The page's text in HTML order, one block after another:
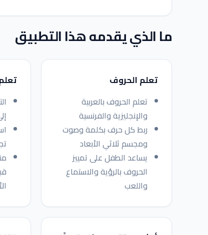
ما الذي يقدمه هذا التطبيق
تعلم الحروف
تعلم الحروف بالعربية
والإنجليزية والفرنسية
ربط كل حرف بكلمة وصوت
ومجسم ثلاثي الأبعاد
يساعد الطفل على تمييز
الحروف بالرؤية والاستماع
واللعب